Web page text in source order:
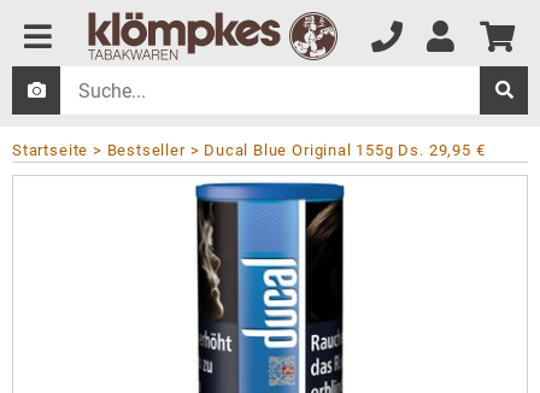
Startseite Bestseller Ducal Blue Original 155g Ds. 29,95 €